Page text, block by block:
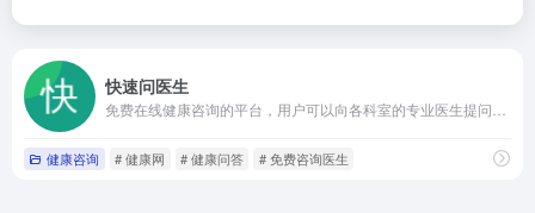
快速问医生
健康咨询 # 健康网 # 健康问答 # 免费咨询医生